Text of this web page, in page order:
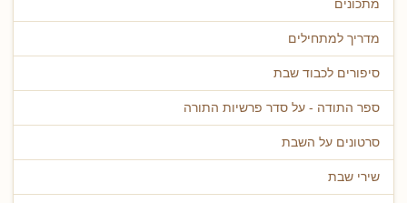
מתכונים
מדריך למתחילים
סיפורים לכבוד שבת
ספר התודה - על סדר פרשיות התורה
סרטונים על השבת
שירי שבת